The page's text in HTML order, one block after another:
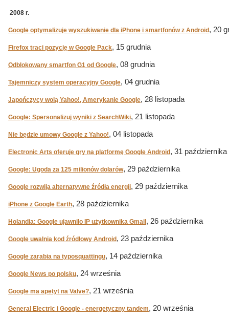
2008 r.
Google optymalizuje wyszukiwanie dla iPhone i smartfonów z Android , 20
Firefox traci pozycję w Google Pack, 15 grudnia
Odblokowany smartfon G1 od Google, 08 grudnia
Tajemniczy system operacyjny Google, 04 grudnia
Japończycy wolą Yahoo!, Amerykanie Google, 28 listopada
Google: Spersonalizuj wyniki z SearchWiki, 21 listopada
Nie będzie umowy Google z Yahoo!, 04 listopada
Electronic Arts oferuje gry na platformę Google Android , 31 października
Google: Ugoda za 125 milionów dolarów, 29 października
Google rozwija alternatywne źródła energii, 29 października
iPhone z Google Earth, 28 października
Holandia: Google ujawniło IP użytkownika Gmail , 26 października
Google uwalnia kod źródłowy Android , 23 października
Google zarabia na typosquattingu, 14 października
Google News po polsku, 24 września
Google ma apetyt na Valve?, 21 września
General Electric i Google - energetyczny tandem, 20 września